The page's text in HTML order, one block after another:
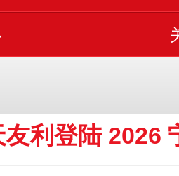
友利登陆 2026